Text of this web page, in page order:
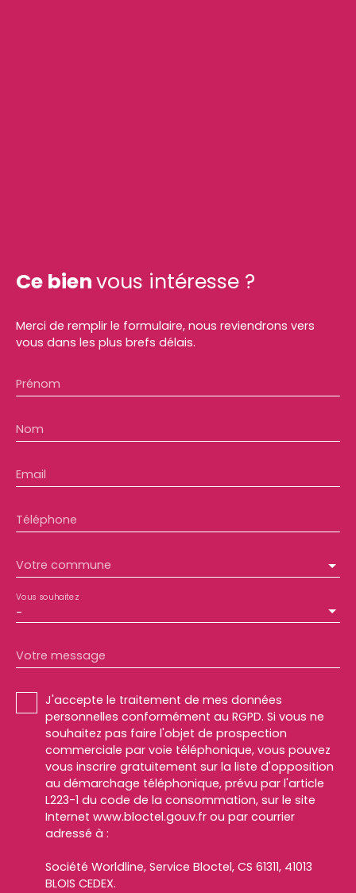
Ce bienvous intéresse ?
Merci de remplir le formulaire, nous reviendrons vers
vous dans les plus brefs délais.
Prénom
Nom
Email
Téléphone
Votre commune
-
Vous souhaitez
Votre message
J'accepte le traitement de mes données
personnelles conformément au RGPD. Si vous ne
souhaitez pas faire l'objet de prospection
commerciale par voie téléphonique, vous pouvez
vous inscrire gratuitement sur la liste d'opposition
au démarchage téléphonique, prévu par l'article
L223-1 du code de la consommation, sur le site
Internet www.bloctel.gouv.fr ou par courrier
adressé à :
Société Worldline, Service Bloctel, CS 61311, 41013
BLOIS CEDEX.